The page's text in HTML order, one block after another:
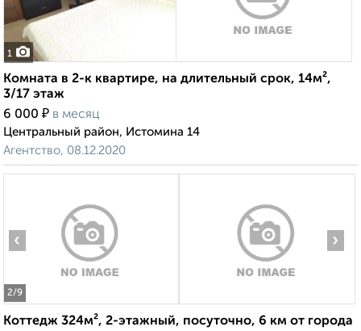
1
Комната в 2-к квартире, на длительный срок, 14м²,
3/17 этаж
6 000 ₽ в месяц
Центральный район, Истомина 14
Агентство, 08.12.2020
2/9
‹ ›
Коттедж 324м², 2-этажный, посуточно, 6 км от города